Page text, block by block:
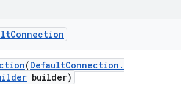
Connection
(DefaultConnection .
builder)